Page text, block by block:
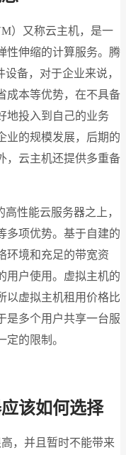
）又称云主机，是一
性伸缩的计算服务。腾
备，对于企业来说，
成本等优势，在不具备
地投入到自己的业务
业的规模发展，后期的
，云主机还提供多重备
性能云服务器之上，
多项优势。基于自建的
环境和充足的带宽资
用户使用。虚拟主机的
以虚拟主机租用价格比
是多个用户共享一台服
的限制。
该如何选择
，并且暂时不能带来